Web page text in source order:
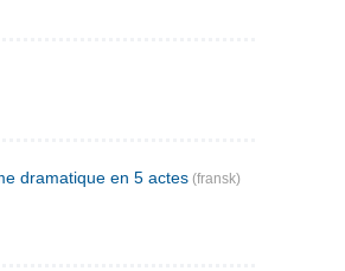
dramatique en 5 actes (fransk)